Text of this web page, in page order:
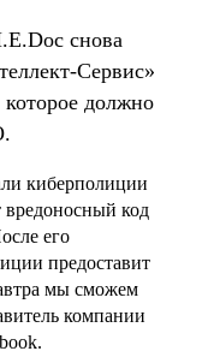
снова
Сервис»
должно
киберполиции
вредоносный код
его
предоставит
мы сможем
компании